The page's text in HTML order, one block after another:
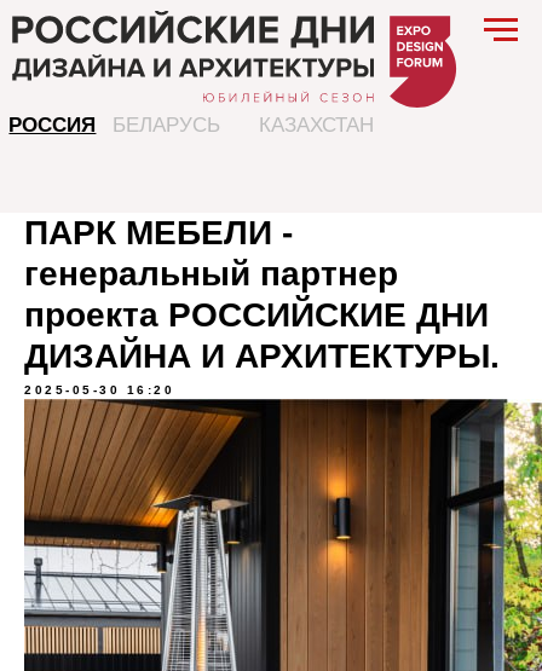
КАЗАХСТАН
ПАРК МЕБЕЛИ -
генеральный партнер
проекта РОССИЙСКИЕ ДНИ
ДИЗАЙНА И АРХИТЕКТУРЫ.
2025-05-30 16:20